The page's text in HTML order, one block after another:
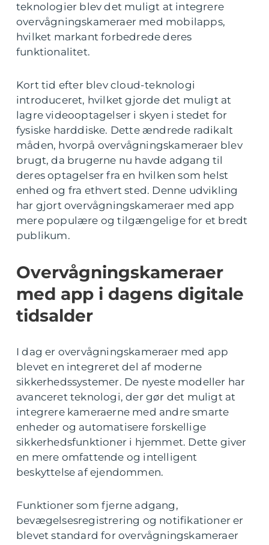
teknologier blev det muligt at integrere
overvågningskameraer med mobilapps,
hvilket markant forbedrede deres
funktionalitet.
Kort tid efter blev cloud-teknologi
introduceret, hvilket gjorde det muligt at
lagre videooptagelser i skyen i stedet for
fysiske harddiske. Dette ændrede radikalt
måden, hvorpå overvågningskameraer blev
brugt, da brugerne nu havde adgang til
deres optagelser fra en hvilken som helst
enhed og fra ethvert sted. Denne udvikling
har gjort overvågningskameraer med app
mere populære og tilgængelige for et bredt
publikum.
Overvågningskameraer
med app i dagens digitale
tidsalder
I dag er overvågningskameraer med app
blevet en integreret del af moderne
sikkerhedssystemer. De nyeste modeller har
avanceret teknologi, der gør det muligt at
integrere kameraerne med andre smarte
enheder og automatisere forskellige
sikkerhedsfunktioner i hjemmet. Dette giver
en mere omfattende og intelligent
beskyttelse af ejendommen.
Funktioner som fjerne adgang,
bevægelsesregistrering og notifikationer er
blevet standard for overvågningskameraer